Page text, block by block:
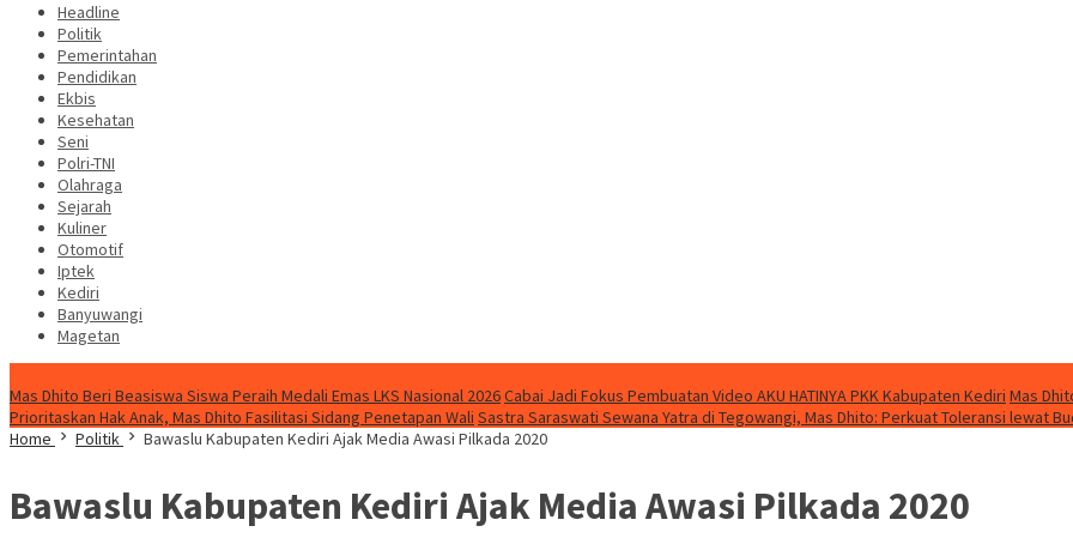
Headline
Politik
Pemerintahan
Pendidikan
Ekbis
Kesehatan
Seni
Polri-TNI
Olahraga
Sejarah
Kuliner
Otomotif
Iptek
Kediri
Banyuwangi
Magetan
Mas Dhito Beri Beasiswa Siswa Peraih Medali Emas LKS Nasional 2026Cabai Jadi Fokus Pembuatan Video AKU HATINYA PKK Kabupaten Kediri Mas
Prioritaskan Hak Anak, Mas Dhito Fasilitasi Sidang Penetapan Wali Sastra Saraswati Sewana Yatra di Tegowangi, Mas Dhito: Perkuat Toleransi lewat
Home
Politik Bawaslu Kabupaten Kediri Ajak Media Awasi Pilkada 2020
Bawaslu Kabupaten Kediri Ajak Media Awasi Pilkada 2020